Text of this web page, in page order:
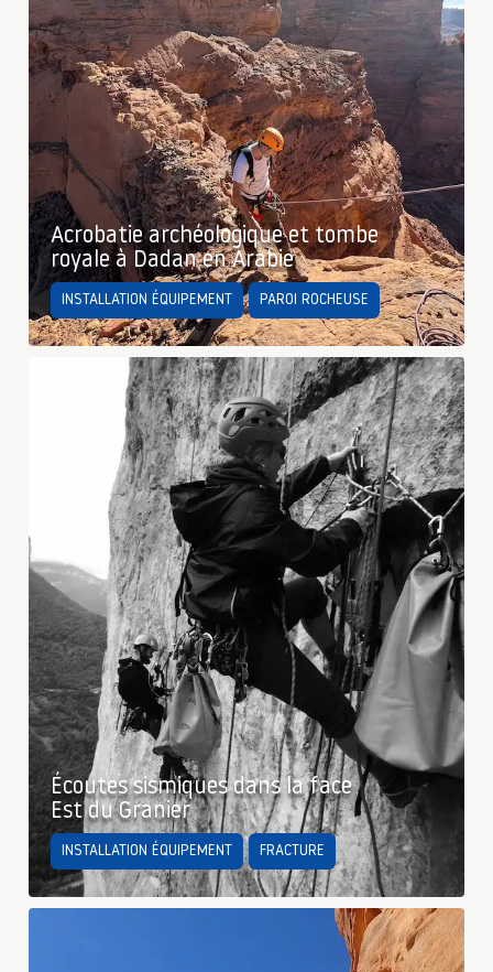
Acrobatie archéologique et tombe
royale à Dadan en Arabie
INSTALLATION ÉQUIPEMENT PAROI ROCHEUSE
Écoutes sismiques dans la face
Est du Granier
INSTALLATION ÉQUIPEMENT FRACTURE